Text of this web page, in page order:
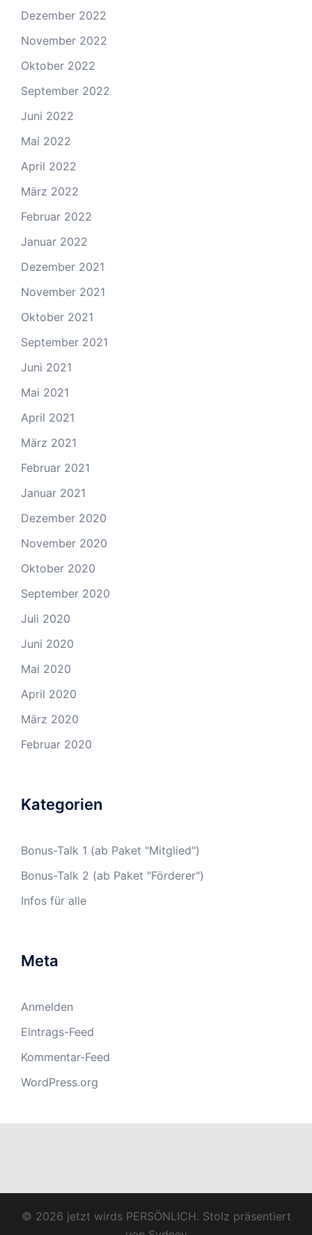
Dezember 2022
November 2022
Oktober 2022
September 2022
Juni 2022
Mai 2022
April 2022
März 2022
Februar 2022
Januar 2022
Dezember 2021
November 2021
Oktober 2021
September 2021
Juni 2021
Mai 2021
April 2021
März 2021
Februar 2021
Januar 2021
Dezember 2020
November 2020
Oktober 2020
September 2020
Juli 2020
Juni 2020
Mai 2020
April 2020
März 2020
Februar 2020
Kategorien
Bonus-Talk 1 (ab Paket "Mitglied")
Bonus-Talk 2 (ab Paket "Förderer")
Infos für alle
Meta
Anmelden
Eintrags-Feed
Kommentar-Feed
WordPress.org
© 2026 jetzt wirds PERSÖNLICH. Stolz präsentiert